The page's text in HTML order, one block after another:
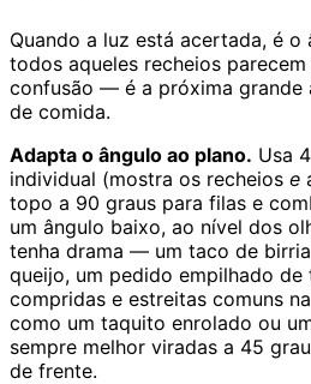
Quando a luz está acertada, é o
todos aqueles recheios
confusão — é a próxima grande
de comida.
Adapta o ângulo ao plano. Usa
individual (mostra os recheios e
topo a 90 graus para filas e
um ângulo baixo, ao nível dos
tenha drama — um taco de
queijo, um pedido empilhado
compridas e estreitas comuns
como um taquito enrolado ou
sempre melhor viradas a 45
de frente.